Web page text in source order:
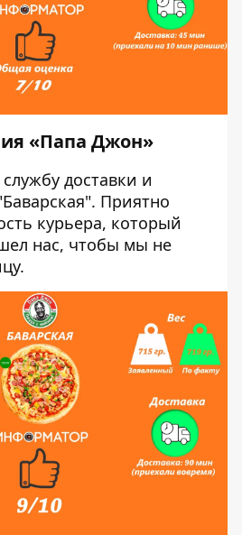
«Папа Джон»
доставки и
Приятно
курьера, который
нас, чтобы мы не